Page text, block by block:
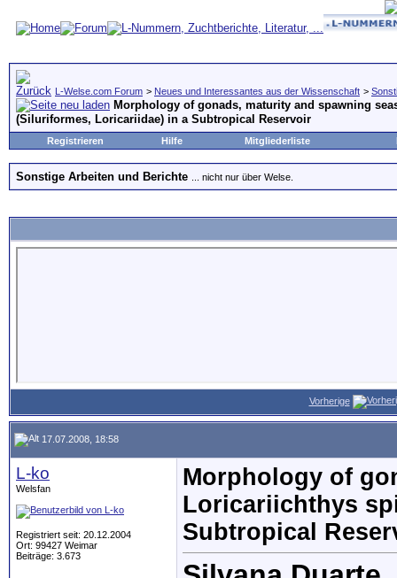
L-Welse.com Forum > Neues und Interessantes aus der Wissenschaft >
Morphology of gonads, maturity and spawning
(Siluriformes, Loricariidae) in a Subtropical Reservoir
Registrieren Hilfe Mitgliederliste
Sonstige Arbeiten und Berichte ... nicht nur über Welse.
Vorherige
17.07.2008, 18:58
L-ko
Welsfan
Registriert seit: 20.12.2004
Ort: 99427 Weimar
Beiträge: 3.673
Morphology of
Loricariichthys
Subtropical